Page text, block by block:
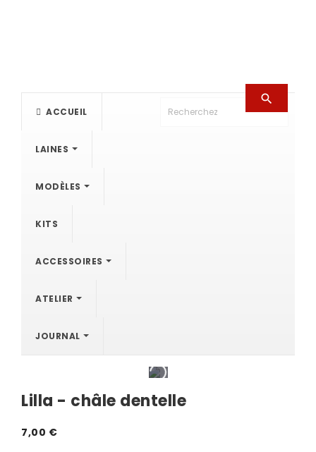
ACCUEIL
LAINES
MODÈLES
KITS
ACCESSOIRES
ATELIER
JOURNAL

Lilla - châle dentelle
7,00 €